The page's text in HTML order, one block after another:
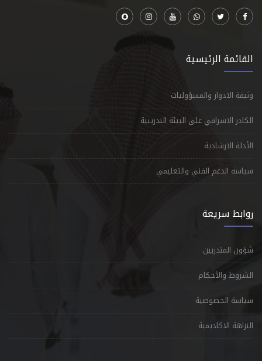
القائمة الرئيسية
وثيقة الادوار والمسؤوليات
الكادر الاشرافي على البيئة التدريبية
الأدلة الارشادية
سياسة الدعم الفني والتعليمي
روابط سريعة
شؤون المتدربين
الشروط والأحكام
سياسة الخصوصية
النزاهة الاكاديمية